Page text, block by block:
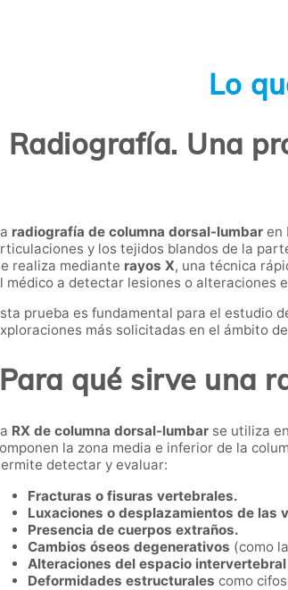
Lo
Radiografía. Una
radiografía de columna dorsal-lumbar en
y los tejidos blandos de la
realiza mediante rayos X, una técnica
médico a detectar lesiones o alteraciones
prueba es fundamental para el estudio
más solicitadas en el ámbito
Para qué sirve una
RX de columna dorsal-lumbar se utiliza
la zona media e inferior de la
detectar y evaluar:
Fracturas o fisuras vertebrales.
Luxaciones o desplazamientos de las
Presencia de cuerpos extraños.
Cambios óseos degenerativos (como
Alteraciones del espacio intervertebral
Deformidades estructurales como